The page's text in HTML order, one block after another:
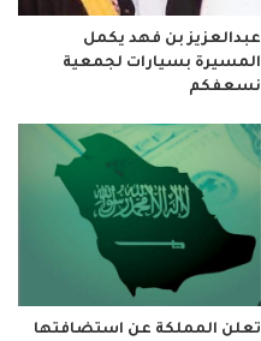
عبدالعزيز بن فهد يكمل
المسيرة بسيارات لجمعية
نسعفكم
تعلن المملكة عن استضافتها